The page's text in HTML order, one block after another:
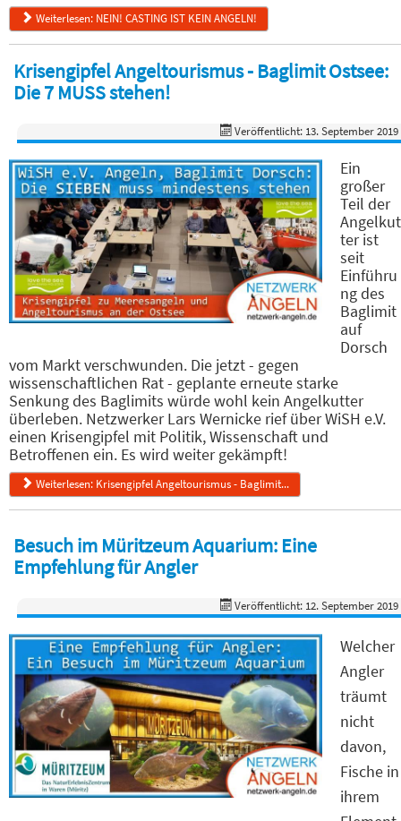
Weiterlesen: NEIN! CASTING IST KEIN ANGELN!
Krisengipfel Angeltourismus - Baglimit Ostsee:
Die 7 MUSS stehen!
Veröffentlicht: 13. September 2019
Ein
großer
Teil der
Angelkut
ter ist
seit
Einführu
ng des
Baglimit
auf
Dorsch
vom Markt verschwunden. Die jetzt - gegen
wissenschaftlichen Rat - geplante erneute starke
Senkung des Baglimits würde wohl kein Angelkutter
überleben. Netzwerker Lars Wernicke rief über WiSH e.V.
einen Krisengipfel mit Politik, Wissenschaft und
Betroffenen ein. Es wird weiter gekämpft!
Weiterlesen: Krisengipfel Angeltourismus - Baglimit...
Besuch im Müritzeum Aquarium: Eine
Empfehlung für Angler
Veröffentlicht: 12. September 2019
Welcher
Angler
träumt
nicht
davon,
Fische in
ihrem